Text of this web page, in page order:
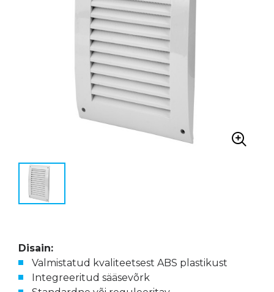
Disain:
Valmistatud kvaliteetsest ABS plastikust
Integreeritud sääsevõrk